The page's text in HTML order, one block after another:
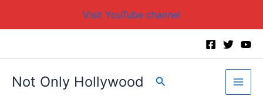
Visit YouTube channel
Not Only Hollywood Search